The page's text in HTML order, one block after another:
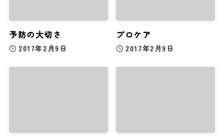
予防の大切さ
2017年2月9日
プロケア
2017年2月9日